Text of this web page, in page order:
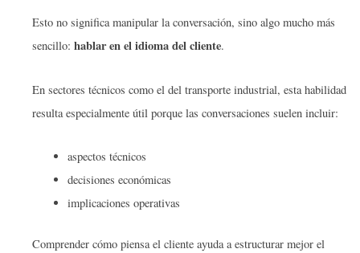
Esto no significa manipular la conversación, sino algo mucho más
sencillo: hablar en el idioma del cliente.
En sectores técnicos como el del transporte industrial, esta habilidad
resulta especialmente útil porque las conversaciones suelen incluir:
aspectos técnicos
decisiones económicas
implicaciones operativas
Comprender cómo piensa el cliente ayuda a estructurar mejor el